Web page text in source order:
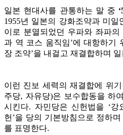
일본 현대사를 관통하는 말 중
1955년 일본의 강화조약과 미
이로 분열되었던 우파와 좌파의
과 역 코스 움직임’에 대항하기
장 조약’을 내걸고 재결합하며
이런 진보 세력의 재결합에 위
주당, 자유당)은 보수합동을 하
시킨다. 자민당은 신헌법을 ‘강
헌’을 당의 기본방침으로 정하며
를 표명한다.